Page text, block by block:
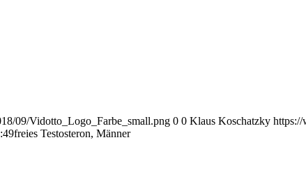
09/Vidotto_Logo_Farbe_small.png 0 0 Klaus Koschatzky
freies Testosteron, Männer